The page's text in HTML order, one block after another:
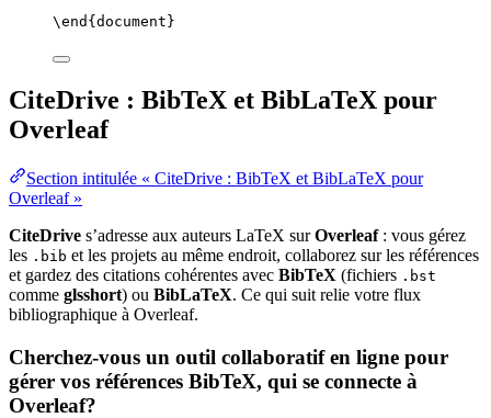
\end { document }
CiteDrive : BibTeX et BibLaTeX pour
Overleaf
Section intitulée « CiteDrive : BibTeX et BibLaTeX pour
Overleaf »
CiteDrive s’adresse aux auteurs LaTeX surOverleaf: vous gérez
les .bib et les projets au même endroit, collaborez sur les références
et gardez des citations cohérentes avec BibTeX (fichiers .bst
comme glsshort) ou BibLaTeX. Ce qui suit relie votre flux
bibliographique à Overleaf.
Cherchez-vous un outil collaboratif en ligne pour
gérer vos références BibTeX, qui se connecte à
Overleaf?